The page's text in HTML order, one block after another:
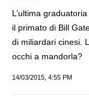
L’ultima
il primato di Bill
di miliardari cinesi.
occhi a mandorla?
14/03/2015, 4:55 PM